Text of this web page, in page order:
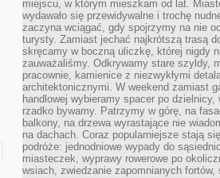
miejscu, w którym mieszkam od lat.
wydawało się przewidywalne i trochę
zaczyna wciągać, gdy spojrzymy na nie
turysty. Zamiast jechać najkrótszą trasą
skręcamy w boczną uliczkę, której nigdy
zauważaliśmy. Odkrywamy stare szyldy,
pracownie, kamienice z niezwykłymi
architektonicznymi. W weekend zamiast
handlowej wybieramy spacer po dzielnicy,
rzadko bywamy. Patrzymy w górę, na
balkony, na drzewa wyrastające nie
na dachach. Coraz popularniejsze stają
podróże: jednodniowe wypady do
miasteczek, wyprawy rowerowe po
wsiach, zwiedzanie zapomnianych fortów,